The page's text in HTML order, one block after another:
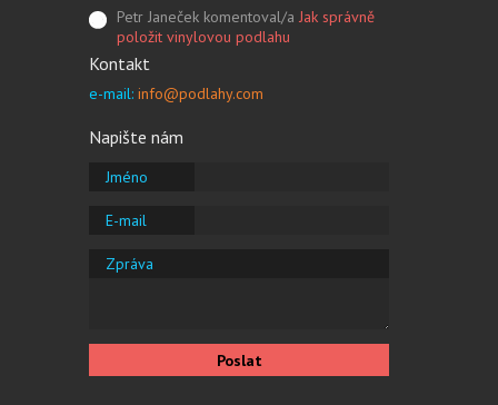
Petr Janeček komentoval/a Jak správně
položit vinylovou podlahu
Kontakt
e-mail: info@podlahy.com
Napište nám
Jméno
E-mail
Zpráva
Poslat